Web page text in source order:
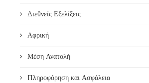
Διεθνείς Εξελίξεις
Αφρική
Μέση Ανατολή
Πληροφόρηση και Ασφάλεια